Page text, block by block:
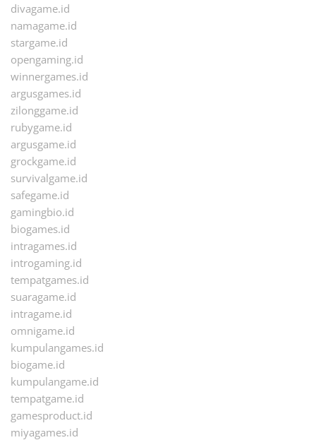
divagame.id
namagame.id
stargame.id
opengaming.id
winnergames.id
argusgames.id
zilonggame.id
rubygame.id
argusgame.id
grockgame.id
survivalgame.id
safegame.id
gamingbio.id
biogames.id
intragames.id
introgaming.id
tempatgames.id
suaragame.id
intragame.id
omnigame.id
kumpulangames.id
biogame.id
kumpulangame.id
tempatgame.id
gamesproduct.id
miyagames.id